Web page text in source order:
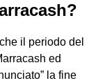
il periodo del
ed
la fine